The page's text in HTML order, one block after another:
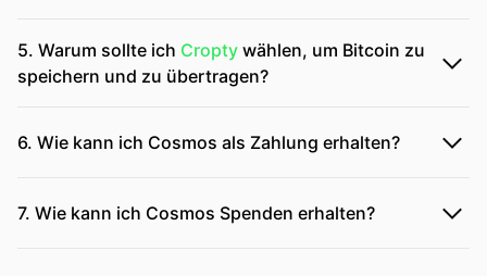
5. Warum sollte ich Cropty wählen, um Bitcoin zu
speichern und zu übertragen?
6. Wie kann ich Cosmos als Zahlung erhalten?
7. Wie kann ich Cosmos Spenden erhalten?